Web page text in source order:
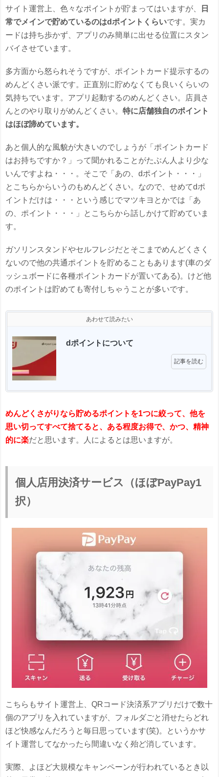
サイト運営上、色々なポイントが貯まってはいますが、
日
常でメインで貯めているのはdポイントくらいです。実カ
ードは持ち歩かず、アプリのみ簡単に出せる位置にスタン
バイさせています。
多方面から怒られそうですが、ポイントカード提示するの
めんどくさい派です。正直別に貯めなくても良いくらいの
気持ちでいます。アプリ起動するのめんどくさい。店員さ
んとのやり取りがめんどくさい。特に店舗独自のポイント
はほぼ諦めています。
あと個人的な風貌が大きいのでしょうが「ポイントカード
はお持ちですか？」って聞かれることがたぶん人より少な
いんですよね・・・。そこで「あの、dポイント・・・」
とこちらからいうのもめんどくさい。なので、せめてdポ
イントだけは・・・という感じでマツキヨとかでは「あ
の、ポイント・・・」とこちらから話しかけて貯めていま
す。
ガソリンスタンドやセルフレジだとそこまでめんどくさく
ないので他の共通ポイントを貯めることもあります(車のダ
ッシュボードに各種ポイントカードが置いてある)。けど他
のポイントは貯めても寄付しちゃうことが多いです。
あわせて読みたい
dポイントについて
記事を読む
めんどくさがりなら貯めるポイントを1つに絞って、他を
思い切ってすべて捨てると、ある程度お得で、かつ、精神
的に楽だと思います。人によるとは思いますが。
個人店用決済サービス（ほぼPayPay1
択）
こちらもサイト運営上、QRコード決済系アプリだけで数十
個のアプリを入れていますが、フォルダごと消せたらどれ
ほど快感なんだろうと毎日思っています(笑)。というかサ
イト運営してなかったら間違いなく殆ど消しています。
実際、よほど大規模なキャンペーンが行われているとき以